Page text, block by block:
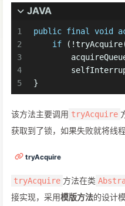
JAVA
1
2
3
4
5
public final void
if
}
该方法主要调用 tryAcquire
获取到了锁，如果失败就将线
tryAcquire
tryAcquire 方法在类
接实现，采用模版方法的设计